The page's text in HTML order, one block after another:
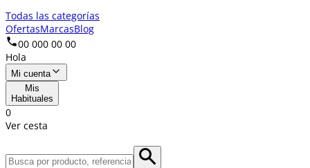
Todas las categorías
OfertasMarcasBlog
00 000 00 00
Hola
Mi cuenta
Mis
Habituales
0
Ver cesta